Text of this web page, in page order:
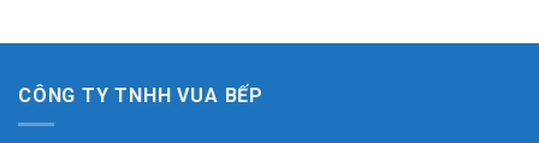
CÔNG TY TNHH VUA BẾP